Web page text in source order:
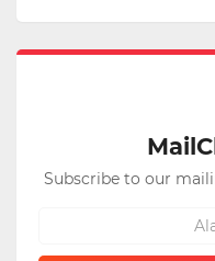
Subscribe to our